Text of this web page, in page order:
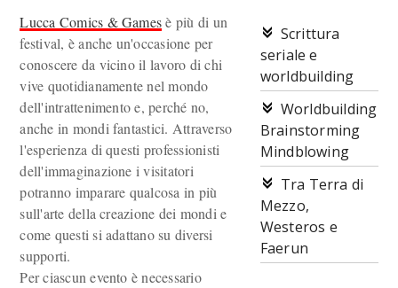
Scrittura
seriale e
worldbuilding
Worldbuilding
Brainstorming
Mindblowing
Tra Terra di
Mezzo,
Westeros e
Faerun
Lucca Comics & Gamesè più di un
festival, è anche un'occasione per
conoscere da vicino il lavoro di chi
vive quotidianamente nel mondo
dell'intrattenimento e, perché no,
anche in mondi fantastici. Attraverso
l'esperienza di questi professionisti
dell'immaginazione i visitatori
potranno imparare qualcosa in più
sull'arte della creazione dei mondi e
come questi si adattano su diversi
supporti.
Per ciascun evento è necessario